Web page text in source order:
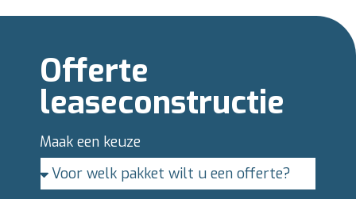
Offerte
leaseconstructie
Maak een keuze